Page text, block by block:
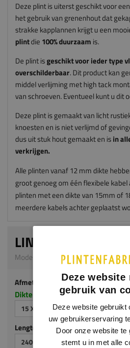
Deze plint is uiterst geschikt voor
het gebruik van grenenhout dat
strakke kapplannen krijgt u een
plintdie 100% duurzaam is.
De plint isgeschikt voor ieder type
overschilderbaar. Dit product kan
middel verlijming met high tack
van schroeven. Eventueel kunt u dit
Deze plint is gemaakt van licht
knoesten en is niet verlijmd of
dus uit stuk hout gemaakt en isin
verkrijgen.
Alle plinten vanaf 12 mm dikte
groot genoeg om één flexibele
plinten met een dikte van 15mm of
meerdere kabels achter geplaatst
LINEAPLINT
Model G314 | 15 x 70 mm | Grenen
Afmeting
Dikte x hoogte in millimeters
15 X 70 MM
Lengte (mm)
2400
Deze website
gebruik van
Deze website gebruikt
uw gebruikerservaring
Door onze website te
stemt u in met alle